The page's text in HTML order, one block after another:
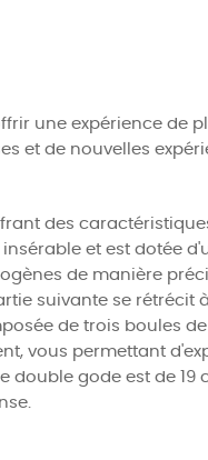
une expérience de
et de nouvelles
des
et est dotée
de manière
suivante se rétrécit
de trois boules
vous permettant
gode est de